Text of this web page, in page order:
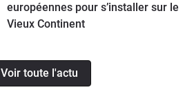
européennes pour s’installer sur le
Vieux Continent
Voir toute l'actu